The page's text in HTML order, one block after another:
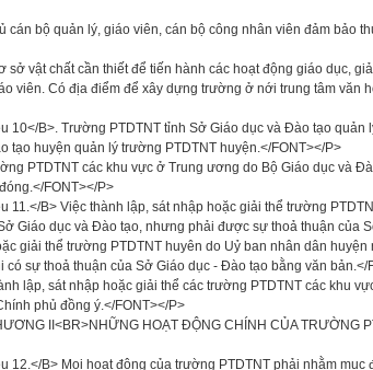
cán bộ quản lý, giáo viên, cán bộ công nhân viên đảm bảo
sở vật chất cần thiết để tiến hành các hoạt động giáo dục,
viên. Có địa điểm để xây dựng trường ở nới trung tâm văn
10</B>. Trường PTDTNT tỉnh Sở Giáo dục và Đào tạo quản
tạo huyện quản lý trường PTDTNT huyện.</FONT></P>
PTDTNT các khu vực ở Trung ương do Bộ Giáo dục và
FONT></P>
11.</B> Việc thành lập, sát nhập hoặc giải thể trường
Giáo dục và Đào tạo, nhưng phải được sự thoả thuận của
giải thể trường PTDTNT huyên do Uỷ ban nhân dân huyện
sự thoả thuận của Sở Giáo dục - Đào tạo bằng văn bản.</
lập, sát nhập hoặc giải thể các trường PTDTNT các khu
phủ đồng ý.</FONT></P>
II<BR>NHỮNG HOẠT ĐỘNG CHÍNH CỦA TRƯỜNG
12.</B> Mọi hoạt động của trường PTDTNT phải nhằm mục